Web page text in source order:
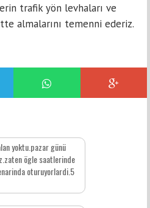
trafik yön levhaları ve
almalarını temenni ederiz.
yoktu.pazar günü
ögle saatlerinde
oturuyorlardi.5